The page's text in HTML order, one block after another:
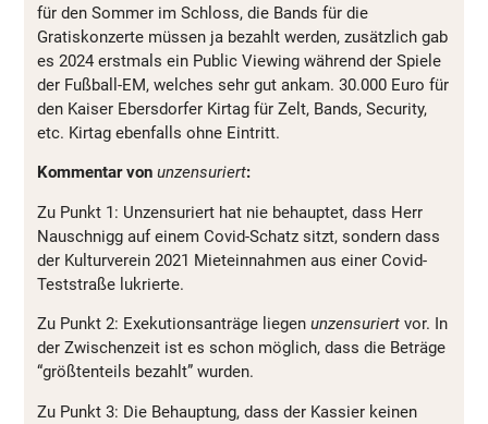
für den Sommer im Schloss, die Bands für die
Gratiskonzerte müssen ja bezahlt werden, zusätzlich gab
es 2024 erstmals ein Public Viewing während der Spiele
der Fußball-EM, welches sehr gut ankam. 30.000 Euro für
den Kaiser Ebersdorfer Kirtag für Zelt, Bands, Security,
etc. Kirtag ebenfalls ohne Eintritt.
Kommentar von unzensuriert:
Zu Punkt 1: Unzensuriert hat nie behauptet, dass Herr
Nauschnigg auf einem Covid-Schatz sitzt, sondern dass
der Kulturverein 2021 Mieteinnahmen aus einer Covid-
Teststraße lukrierte.
Zu Punkt 2: Exekutionsanträge liegen unzensuriert vor. In
der Zwischenzeit ist es schon möglich, dass die Beträge
“größtenteils bezahlt” wurden.
Zu Punkt 3: Die Behauptung, dass der Kassier keinen